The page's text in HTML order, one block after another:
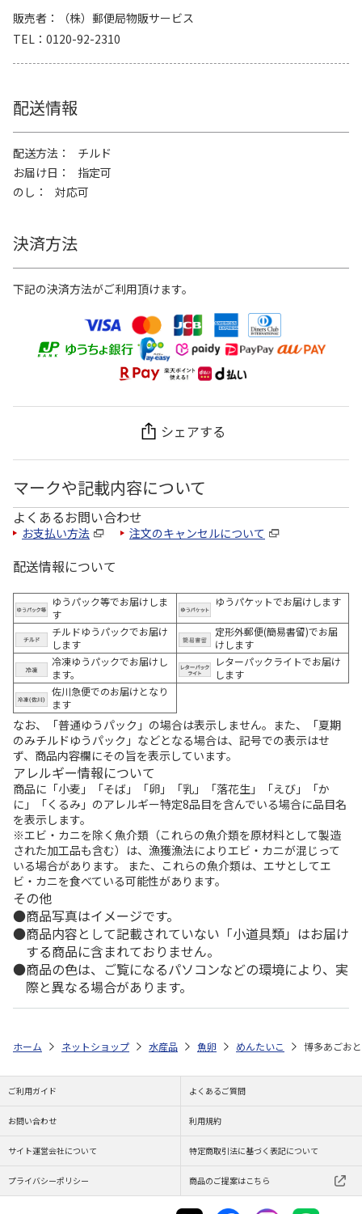
販売者
（株）郵便局物販サービス
TEL
0120-92-2310
配送情報
配送方法
チルド
お届け日
指定可
のし
対応可
決済方法
下記の決済方法がご利用頂けます。
シェアする
マークや記載内容について
よくあるお問い合わせ
お支払い方法 注文のキャンセルについて
配送情報について
ゆうパック等でお届けしま
す
ゆうパケットでお届けします
チルドゆうパックでお届け
します
定形外郵便(簡易書留)でお届
けします
冷凍ゆうパックでお届けし
ます。
レターパックライトでお届け
します
佐川急便でのお届けとなり
ます
なお、「普通ゆうパック」の場合は表示しません。また、「夏期
のみチルドゆうパック」などとなる場合は、記号での表示はせ
ず、商品内容欄にその旨を表示しています。
アレルギー情報について
商品に「小麦」「そば」「卵」「乳」「落花生」「えび」「か
に」「くるみ」のアレルギー特定8品目を含んでいる場合に品目名
を表示します。
※エビ・カニを除く魚介類（これらの魚介類を原材料として製造
された加工品も含む）は、漁獲漁法によりエビ・カニが混じって
いる場合があります。 また、これらの魚介類は、エサとしてエ
ビ・カニを食べている可能性があります。
その他
商品写真はイメージです。
商品内容として記載されていない「小道具類」はお届け
する商品に含まれておりません。
商品の色は、ご覧になるパソコンなどの環境により、実
際と異なる場合があります。
ホーム ネットショップ 水産品 魚卵 めんたいこ 博多あごお
ご利用ガイド よくあるご質問
お問い合わせ 利用規約
サイト運営会社について 特定商取引法に基づく表記について
プライバシーポリシー 商品のご提案はこちら